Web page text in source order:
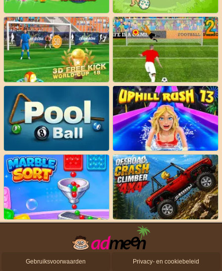
Gebruiksvoorwaarden Privacy- en cookiebeleid